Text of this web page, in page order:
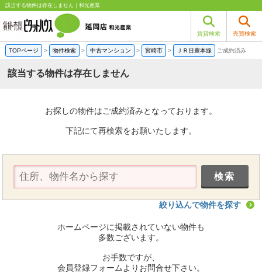
該当する物件は存在しません｜和光産業
賃貸検索 売買検索
TOPページ > 物件検索 > 中古マンション > 宮崎市 > ＪＲ日豊本線 ご成約済み
該当する物件は存在しません
お探しの物件はご成約済みとなっております。
下記にて再検索をお願いたします。
絞り込んで物件を探す
ホームページに掲載されていない物件も
多数ございます。
お手数ですが、
会員登録フォームよりお問合せ下さい。